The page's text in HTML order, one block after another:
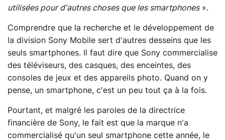
utilisées pour d'autres choses que les smartphones».
Comprendre que la recherche et le développement de
la division Sony Mobile sert d'autres desseins que les
seuls smartphones. Il faut dire que Sony commercialise
des téléviseurs, des casques, des enceintes, des
consoles de jeux et des appareils photo. Quand on y
pense, un smartphone, c'est un peu tout ça à la fois.
Pourtant, et malgré les paroles de la directrice
financière de Sony, le fait est que la marque n'a
commercialisé qu'un seul smartphone cette année, le